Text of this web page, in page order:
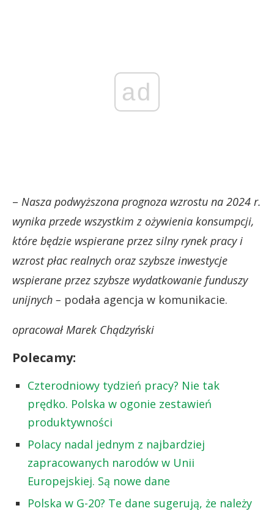
ad
– Nasza podwyższona prognoza wzrostu na 2024 r.
wynika przede wszystkim z ożywienia konsumpcji,
które będzie wspierane przez silny rynek pracy i
wzrost płac realnych oraz szybsze inwestycje
wspierane przez szybsze wydatkowanie funduszy
unijnych – podała agencja w komunikacie.
opracował Marek Chądzyński
Polecamy:
Czterodniowy tydzień pracy? Nie tak
prędko. Polska w ogonie zestawień
produktywności
Polacy nadal jednym z najbardziej
zapracowanych narodów w Unii
Europejskiej. Są nowe dane
Polska w G-20? Te dane sugerują, że należy